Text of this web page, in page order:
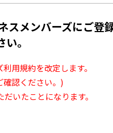
スメンバーズにご登
。
用規約を改定します。
確認ください。)
いたことになります。